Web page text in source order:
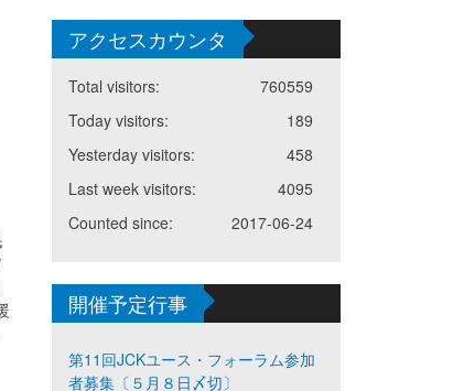
アクセスカウンタ
760559
Total visitors:
189
Today visitors:
458
Yesterday visitors:
4095
Last week visitors:
2017-06-24
Counted since:
開催予定行事
第11回JCKユース・フォーラム参加
者募集〔５月８日〆切〕